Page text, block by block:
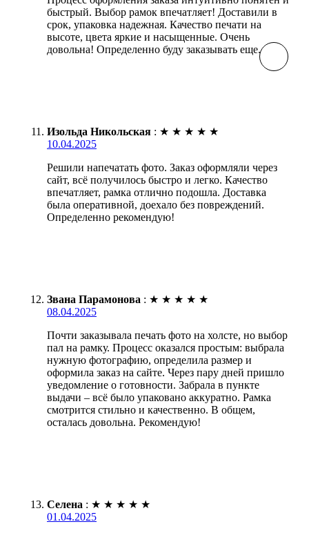
быстрый. Выбор рамок впечатляет! Доставили в
срок, упаковка надежная. Качество печати на
высоте, цвета яркие и насыщенные. Очень
довольна! Определенно буду заказывать еще.
Изольда Никольская : ★ ★ ★ ★ ★
10.04.2025
Решили напечатать фото. Заказ оформляли через
сайт, всё получилось быстро и легко. Качество
впечатляет, рамка отлично подошла. Доставка
была оперативной, доехало без повреждений.
Определенно рекомендую!
Звана Парамонова : ★ ★ ★ ★ ★
08.04.2025
Почти заказывала печать фото на холсте, но выбор
пал на рамку. Процесс оказался простым: выбрала
нужную фотографию, определила размер и
оформила заказ на сайте. Через пару дней пришло
уведомление о готовности. Забрала в пункте
выдачи – всё было упаковано аккуратно. Рамка
смотрится стильно и качественно. В общем,
осталась довольна. Рекомендую!
Селена : ★ ★ ★ ★ ★
01.04.2025